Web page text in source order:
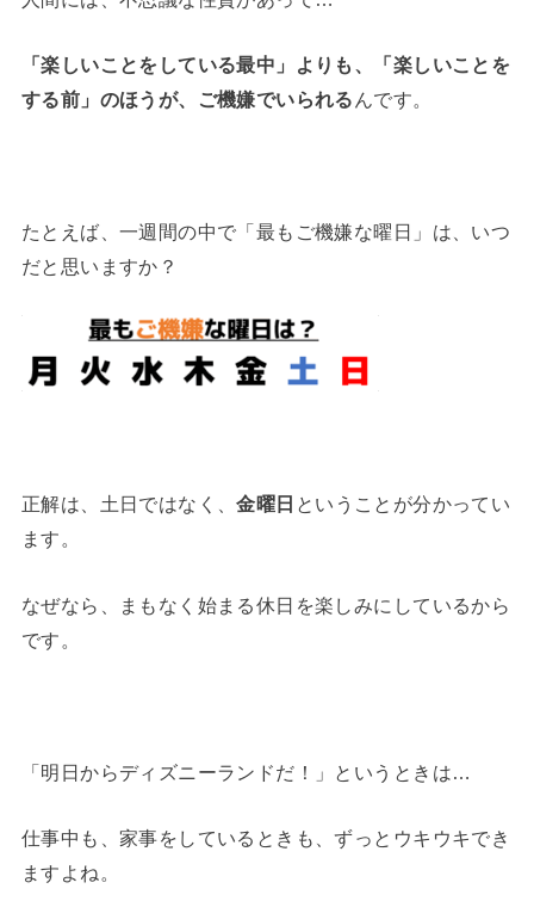
「楽しいことをしている最中」よりも、「楽しいことを
する前」のほうが、ご機嫌でいられる んです。
たとえば、一週間の中で「最もご機嫌な曜日」は、いつ
だと思いますか？
正解は、土日ではなく、金曜日 ということが分かってい
ます。
なぜなら、まもなく始まる休日を楽しみにしているから
です。
「明日からディズニーランドだ！」というときは…
仕事中も、家事をしているときも、ずっとウキウキでき
ますよね。